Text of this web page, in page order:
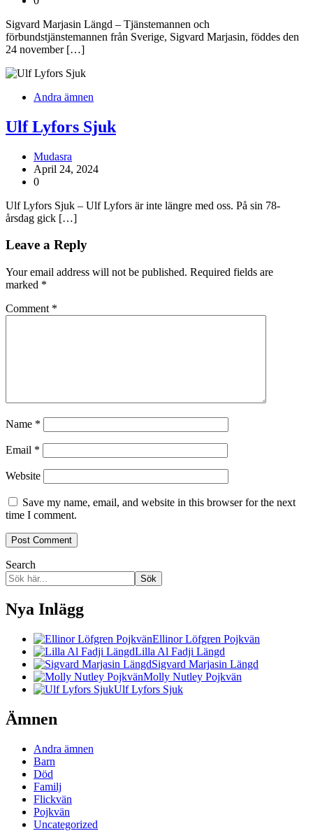
Sigvard Marjasin Längd – Tjänstemannen och
förbundstjänstemannen från Sverige, Sigvard Marjasin, föddes den
24 november […]
Andra ämnen
Ulf Lyfors Sjuk
Mudasra
April 24, 2024
0
Ulf Lyfors Sjuk – Ulf Lyfors är inte längre med oss. På sin 78-
årsdag gick […]
Leave a Reply
Your email address will not be published. Required fields are
marked *
Comment *
Name *
Email *
Website
Save my name, email, and website in this browser for the next
time I comment.
Search
Sök
Nya Inlägg
Ellinor Löfgren Pojkvän
Lilla Al Fadji Längd
Sigvard Marjasin Längd
Molly Nutley Pojkvän
Ulf Lyfors Sjuk
Ämnen
Andra ämnen
Barn
Död
Familj
Flickvän
Pojkvän
Uncategorized